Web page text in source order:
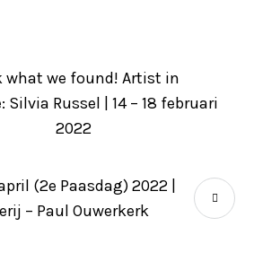
what we found! Artist in
Silvia Russel | 14 – 18 februari
2022
april (2e Paasdag) 2022 |
– Paul Ouwerkerk